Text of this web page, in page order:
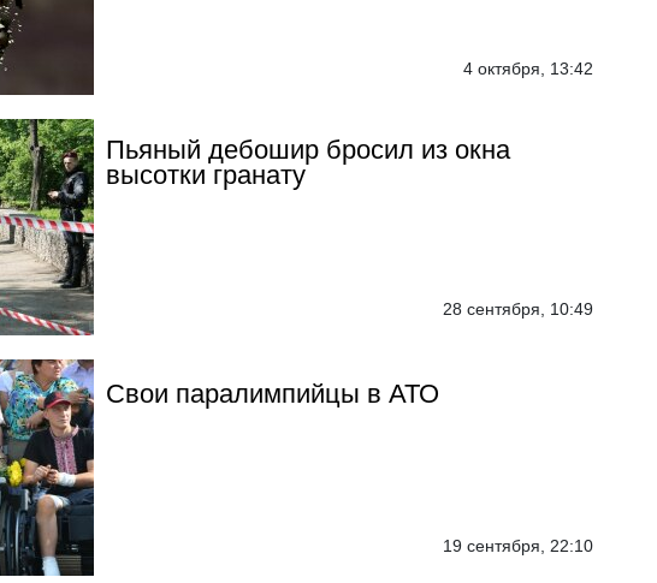
4 октября, 13:42
Пьяный дебошир бросил из окна
высотки гранату
28 сентября, 10:49
Свои паралимпийцы в АТО
19 сентября, 22:10